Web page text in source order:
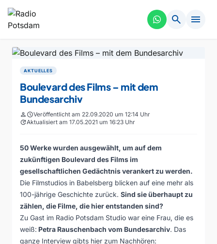
search menu
AKTUELLES
Boulevard des Films – mit dem
Bundesarchiv
personscheduleVeröffentlicht am 22.09.2020 um 12:14 Uhr
updateAktualisiert am 17.05.2021 um 16:23 Uhr
50 Werke wurden ausgewählt, um auf dem
zukünftigen Boulevard des Films im
gesellschaftlichen Gedächtnis verankert zu werden.
Die Filmstudios in Babelsberg blicken auf eine mehr als
100-jährige Geschichte zurück. Sind sie überhaupt zu
zählen, die Filme, die hier entstanden sind?
Zu Gast im Radio Potsdam Studio war eine Frau, die es
weiß: Petra Rauschenbach vom Bundesarchiv. Das
ganze Interview gibts hier zum Nachhören: